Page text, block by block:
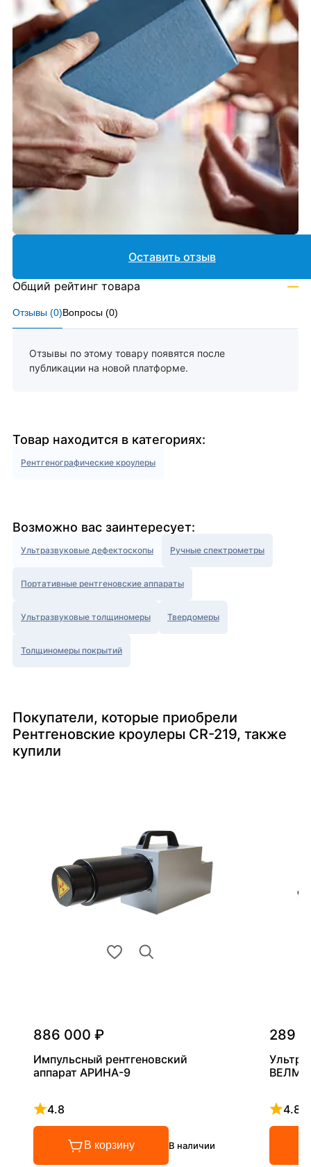
Отзывы (0)Вопросы (0)
Отзывы по этому товару появятся после
публикации на новой платформе.
Оставить отзыв
Общий рейтинг товара —
Товар находится в категориях:
Рентгенографические кроулеры
Возможно вас заинтересует:
Ультразвуковые дефектоскопы Ручные спектрометры
Портативные рентгеновские аппараты
Ультразвуковые толщиномеры Твердомеры
Толщиномеры покрытий
Покупатели, которые приобрели
Рентгеновские кроулеры CR-219, также
купили
886 000 ₽
Импульсный рентгеновский
аппарат АРИНА-9
4.8
Рейтинг 4.8 из 5
В корзину В наличии
289
4.8